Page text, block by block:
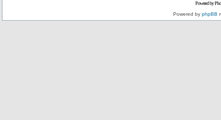
Powered by
Powered by phpBB